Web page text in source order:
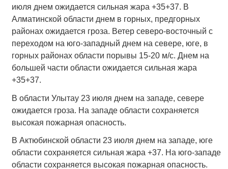
июля днем ожидается сильная жара +35+37. В
Алматинской области днем в горных, предгорных
районах ожидается гроза. Ветер северо-восточный с
переходом на юго-западный днем на севере, юге, в
горных районах области порывы 15-20 м/с. Днем на
большей части области ожидается сильная жара
+35+37.
В области Улытау 23 июля днем на западе, севере
ожидается гроза. На западе области сохраняется
высокая пожарная опасность.
В Актюбинской области 23 июля днем на западе, юге
области сохраняется сильная жара +37. На юго-западе
области сохраняется высокая пожарная опасность.